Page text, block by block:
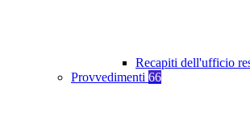
Recapiti dell'ufficio
Provvedimenti 66